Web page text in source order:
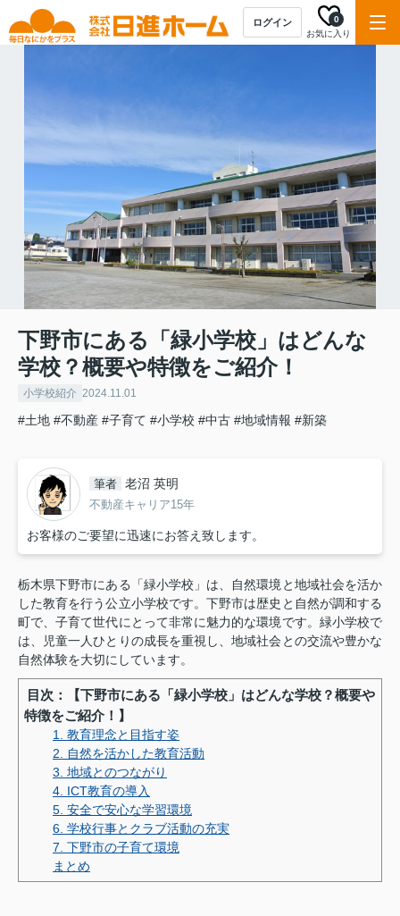
ログイン
お気に入り
0
下野市にある「緑小学校」はどんな
学校？概要や特徴をご紹介！
小学校紹介 2024.11.01
#土地 #不動産 #子育て #小学校 #中古 #地域情報 #新築
筆者 老沼 英明
不動産キャリア15年
お客様のご要望に迅速にお答え致します。
栃木県下野市にある「緑小学校」は、自然環境と地域社会を活か
した教育を行う公立小学校です。下野市は歴史と自然が調和する
町で、子育て世代にとって非常に魅力的な環境です。緑小学校で
は、児童一人ひとりの成長を重視し、地域社会との交流や豊かな
自然体験を大切にしています。
目次：【下野市にある「緑小学校」はどんな学校？概要や
特徴をご紹介！】
1. 教育理念と目指す姿
2. 自然を活かした教育活動
3. 地域とのつながり
4. ICT教育の導入
5. 安全で安心な学習環境
6. 学校行事とクラブ活動の充実
7. 下野市の子育て環境
まとめ